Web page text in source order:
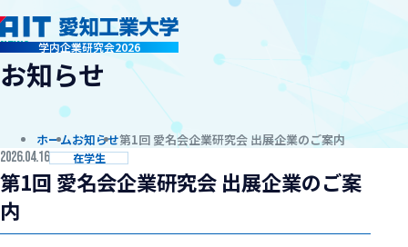
学内企業研究会2026
news
お知らせ
ホームお知らせ第1回 愛名会企業研究会 出展企業のご案内
2026.04.16
在学生
第1回 愛名会企業研究会 出展企業のご案
内